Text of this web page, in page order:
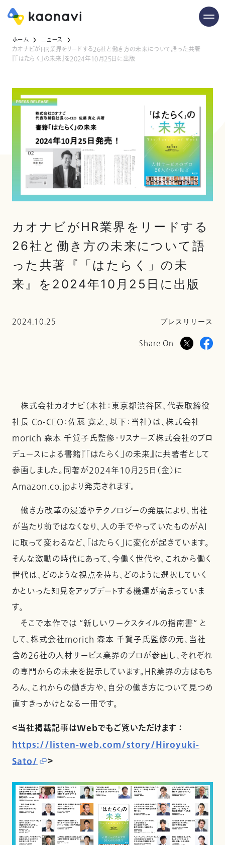
ホーム
ニュース
カオナビがHR業界をリードする26社と働き方の未来について語った共著
『「はたらく」の未来』を2024年10月25日に出版
カオナビがHR業界をリードする
26社と働き方の未来について語
った共著『「はたらく」の未
来』を2024年10月25日に出版
2024.10.25 プレスリリース
Share On
株式会社カオナビ（本社：東京都渋谷区、代表取締役
社長 Co-CEO：佐藤 寛之、以下：当社）は、株式会社
morich 森本 千賀子氏監修・リスナーズ株式会社のプロ
デュースによる書籍『「はたらく」の未来』に共著者として
参画しました。同著が2024年10月25日（金）に
Amazon.co.jpより発売されます。
働き方改革の浸透やテクノロジーの発展により、出社
が当たり前ではなくなり、人の手でやっていたものがAI
に取って変わるなど、「はたらく」に変化が起きています。
そんな激動の時代にあって、今働く世代や、これから働く
世代は、どのような視点を持ち、どのように選択していく
かといった知見をアップデートする機運が高まっていま
す。
そこで本作では “新しいワークスタイルの指南書” と
して、株式会社morich 森本 千賀子氏監修の元、当社
含め26社の人材サービス業界のプロが参画し、それぞれ
の専門からの未来を提示しています。HR業界の方はもち
ろん、これからの働き方や、自分の働き方について見つめ
直すきっかけとなる一冊です。
＜当社掲載記事はWebでもご覧いただけます ：
https://listen-web.com/story/Hiroyuki-
Sato/
＞